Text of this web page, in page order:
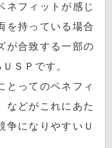
フィットが感じ
を持っている場合
が合致する一部の
ＳＰです。
ってのベネフィ
などがこれにあた
争になりやすいＵ